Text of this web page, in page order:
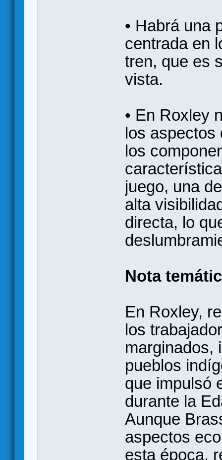
• Habrá una
centrada en
tren, que es
vista.
• En Roxley
los aspectos
los
juego, una
alta
directa, lo
Nota
En Roxley,
los
marginados,
pueblos
que impulsó
durante la
Aunque
aspectos
esta época,